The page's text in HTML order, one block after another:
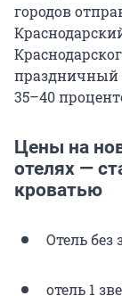
городов
праздничный
35–40
Цены на
отелях —
кроватью
Отель без
отель 1